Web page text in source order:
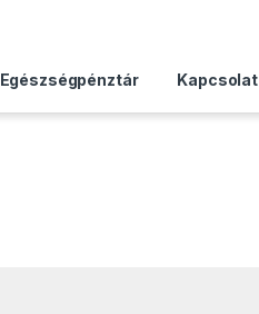
Egészségpénztár Kapcsolat